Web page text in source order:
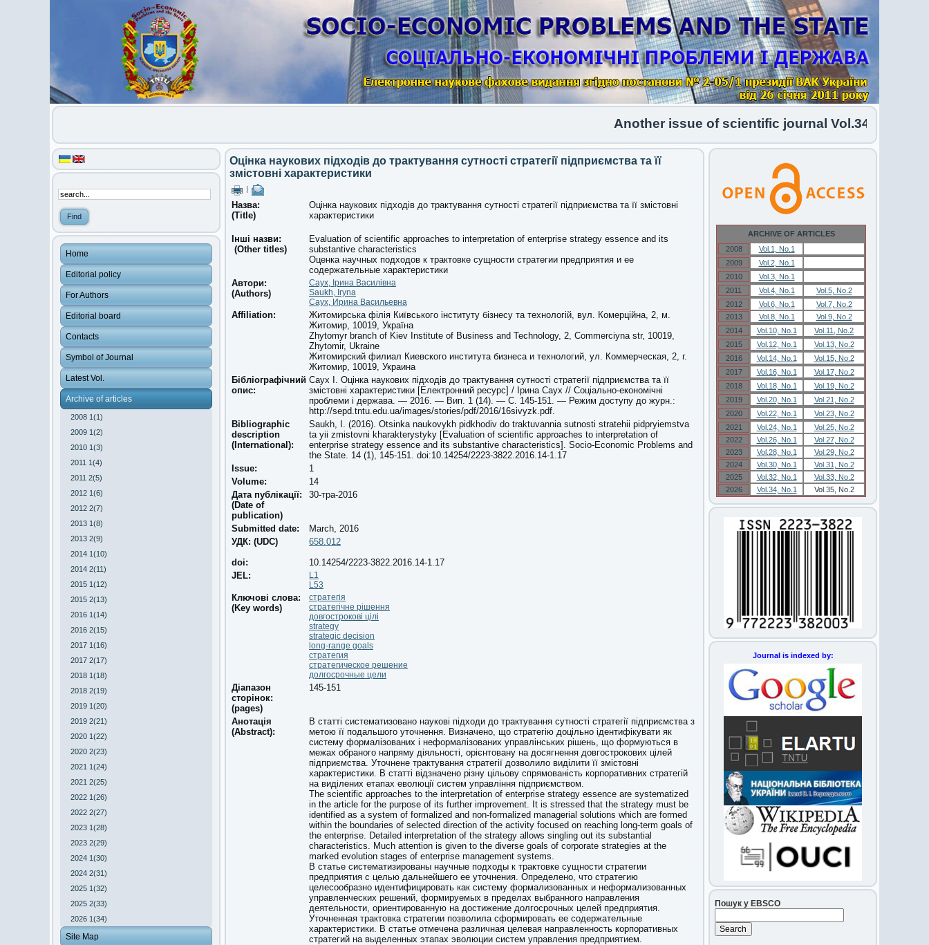
Another issue of scientific journal Vol.34 No.1 2026
Home
Editorial policy
For Authors
Editorial board
Contacts
Symbol of Journal
Latest Vol.
Archive of articles
2008 1(1)
2009 1(2)
2010 1(3)
2011 1(4)
2011 2(5)
2012 1(6)
2012 2(7)
2013 1(8)
2013 2(9)
2014 1(10)
2014 2(11)
2015 1(12)
2015 2(13)
2016 1(14)
2016 2(15)
2017 1(16)
2017 2(17)
2018 1(18)
2018 2(19)
2019 1(20)
2019 2(21)
2020 1(22)
2020 2(23)
2021 1(24)
2021 2(25)
2022 1(26)
2022 2(27)
2023 1(28)
2023 2(29)
2024 1(30)
2024 2(31)
2025 1(32)
2025 2(33)
2026 1(34)
Site Map
Оцінка наукових підходів до трактування сутності стратегії підприємства та її
змістовні характеристики
Назва:
(Title)
Оцінка наукових підходів до трактування сутності стратегії підприємства та її змістовні
характеристики
Інші назви:
(Other titles)
Evaluation of scientific approaches to interpretation of enterprise strategy essence and its
substantive characteristics
Оценка научных подходов к трактовке сущности стратегии предприятия и ее
содержательные характеристики
Автори:
(Authors)
Саух, Ірина Василівна
Saukh, Iryna
Саух, Ирина Васильевна
Affiliation:
Житомирська філія Київського інституту бізнесу та технологій, вул. Комерційна, 2, м.
Житомир, 10019, Україна
Zhytomyr branch of Kiev Institute of Business and Technology, 2, Commerciyna str, 10019,
Zhytomir, Ukraine
Житомирский филиал Киевского института бизнеса и технологий, ул. Коммерческая, 2, г.
Житомир, 10019, Украина
Бібліографічний
опис:
Саух І. Оцінка наукових підходів до трактування сутності стратегії підприємства та її
змістовні характеристики [Електронний ресурс] / Ірина Саух // Соціально-економічні
проблеми і держава. — 2016. — Вип. 1 (14). — С. 145-151. — Режим доступу до журн.:
http://sepd.tntu.edu.ua/images/stories/pdf/2016/16sivyzk.pdf.
Bibliographic
description
(International):
Saukh, I. (2016). Otsinka naukovykh pidkhodiv do traktuvannia sutnosti stratehii pidpryiemstva
ta yii zmistovni kharakterystyky [Evaluation of scientific approaches to interpretation of
enterprise strategy essence and its substantive characteristics]. Socio-Economic Problems and
the State. 14 (1), 145-151. doi:10.14254/2223-3822.2016.14-1.17
Issue:
1
Volume:
14
Дата публікації:
(Date of
publication)
30-тра-2016
Submitted date:
March, 2016
УДК: (UDC)
doi:
658.012
10.14254/2223-3822.2016.14-1.17
JEL:
L1
L53
Ключові слова:
(Key words)
стратегія
стратегічне рішення
довгострокові цілі
strategy
strategic decision
long-range goals
стратегия
стратегическое решение
долгосрочные цели
Діапазон
сторінок:
(pages)
145-151
Анотація
(Abstract):
В статті систематизовано наукові підходи до трактування сутності стратегії підприємства з
метою її подальшого уточнення. Визначено, що стратегію доцільно ідентифікувати як
систему формалізованих і неформалізованих управлінських рішень, що формуються в
межах обраного напряму діяльності, орієнтовану на досягнення довгострокових цілей
підприємства. Уточнене трактування стратегії дозволило виділити її змістовні
характеристики. В статті відзначено різну цільову спрямованість корпоративних стратегій
на виділених етапах еволюції систем управління підприємством.
The scientific approaches to the interpretation of enterprise strategy essence are systematized
in the article for the purpose of its further improvement. It is stressed that the strategy must be
identified as a system of formalized and non-formalized managerial solutions which are formed
within the boundaries of selected direction of the activity focused on reaching long-term goals of
the enterprise. Detailed interpretation of the strategy allows singling out its substantial
characteristics. Much attention is given to the diverse goals of corporate strategies at the
marked evolution stages of enterprise management systems.
В статье систематизированы научные подходы к трактовке сущности стратегии
предприятия с целью дальнейшего ее уточнения. Определено, что стратегию
целесообразно идентифицировать как систему формализованных и неформализованных
управленческих решений, формируемых в пределах выбранного направления
деятельности, ориентированную на достижение долгосрочных целей предприятия.
Уточненная трактовка стратегии позволила сформировать ее содержательные
характеристики. В статье отмечена различная целевая направленность корпоративных
стратегий на выделенных этапах эволюции систем управления предприятием.
ARCHIVE OF ARTICLES
2008
Vol.1, No.1
2009
Vol.2, No.1
2010
Vol.3, No.1
2011
Vol.4, No.1
Vol.5, No.2
2012
Vol.6, No.1
Vol.7, No.2
2013
Vol.8, No.1
Vol.9, No.2
2014
Vol.10, No.1
Vol.11, No.2
2015
Vol.12, No.1
Vol.13, No.2
2016
Vol.14, No.1
Vol.15, No.2
2017
Vol.16, No.1
Vol.17, No.2
2018
Vol.18, No.1
Vol.19, No.2
2019
Vol.20, No.1
Vol.21, No.2
2020
Vol.22, No.1
Vol.23, No.2
2021
Vol.24, No.1
Vol.25, No.2
2022
Vol.26, No.1
Vol.27, No.2
2023
Vol.28, No.1
Vol.29, No.2
2024
Vol.30, No.1
Vol.31, No.2
2025
Vol.32, No.1
Vol.33, No.2
2026
Vol.34, No.1 Vol.35, No.2
Journal is indexed by:
Пошук у EBSCO